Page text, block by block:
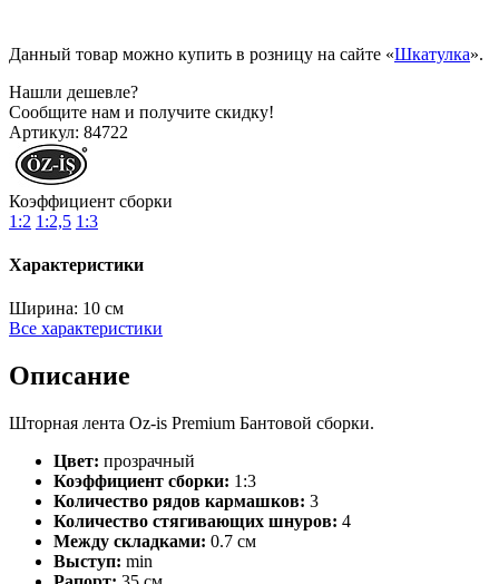
Данный товар можно купить в розницу на сайте «Шкатулка».
Нашли дешевле?
Сообщите нам и получите скидку!
Артикул: 84722
Коэффициент сборки
1:2 1:2,5 1:3
Характеристики
Ширина: 10 см
Все характеристики
Описание
Шторная лента Oz-is Premium Бантовой сборки.
Цвет: прозрачный
Коэффициент сборки: 1:3
Количество рядов кармашков: 3
Количество стягивающих шнуров: 4
Между складками: 0.7 см
Выступ: min